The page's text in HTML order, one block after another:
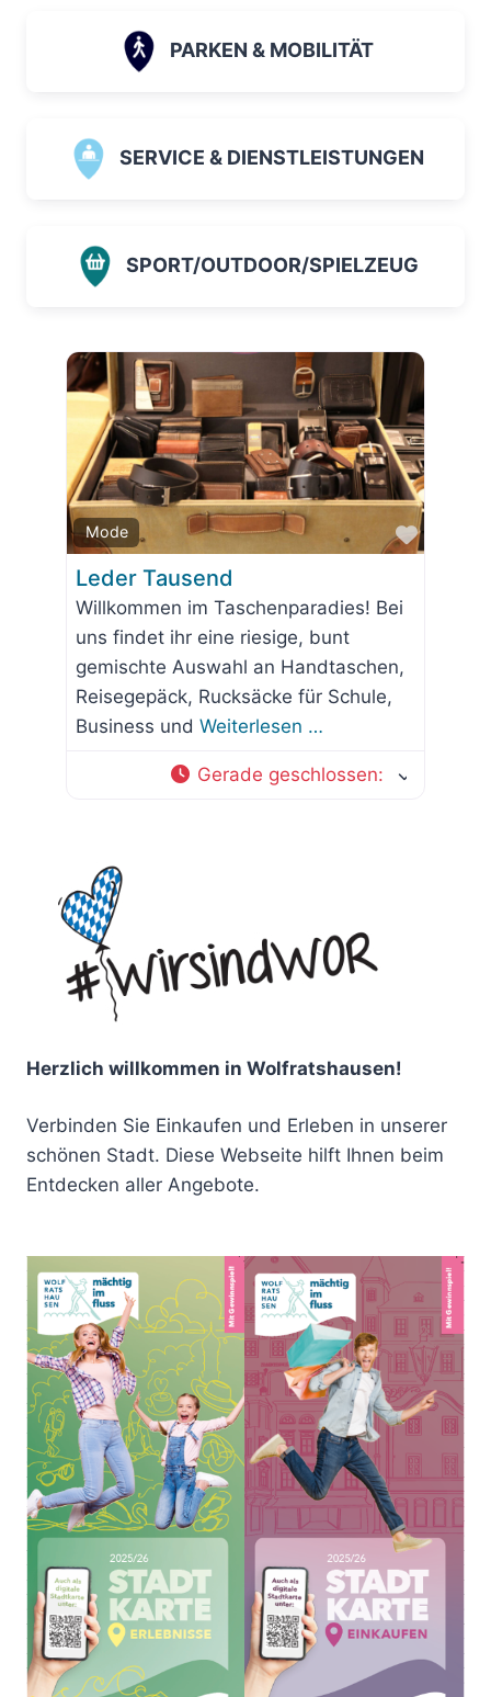
PARKEN & MOBILITÄT
SERVICE & DIENSTLEISTUNGEN
SPORT/OUTDOOR/SPIELZEUG
Mode
Favorit
Leder Tausend
Willkommen im Taschenparadies! Bei
uns findet ihr eine riesige, bunt
gemischte Auswahl an Handtaschen,
Reisegepäck, Rucksäcke für Schule,
Business und Weiterlesen …
Gerade geschlossen:
Herzlich willkommen in Wolfratshausen!
Verbinden Sie Einkaufen und Erleben in unserer
schönen Stadt. Diese Webseite hilft Ihnen beim
Entdecken aller Angebote.